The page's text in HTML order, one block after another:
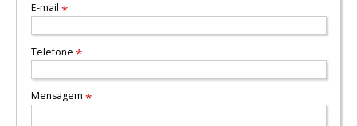
E-mail *
Telefone *
Mensagem *